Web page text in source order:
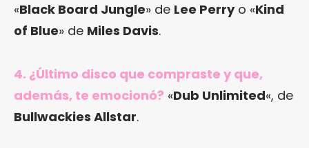
«Black Board Jungle» de Lee Perryo «Kind
of Blue» de Miles Davis.
4. ¿Último disco que compraste y que,
además, te emocionó? «Dub Unlimited«, de
Bullwackies Allstar.